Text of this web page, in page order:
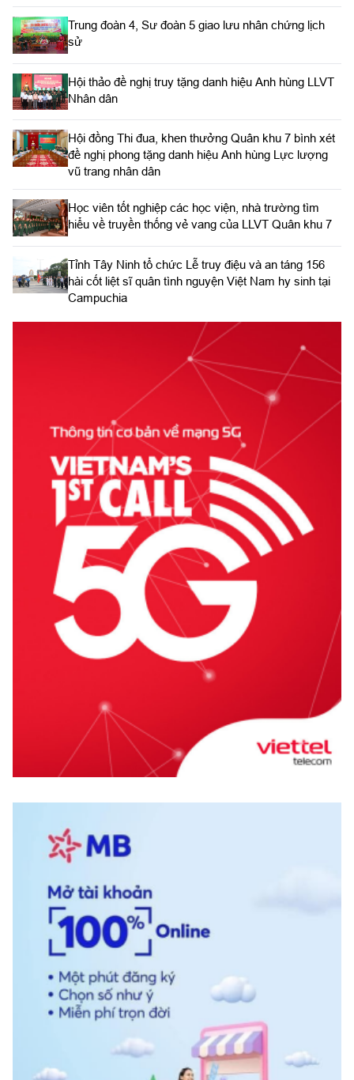
Trung đoàn 4, Sư đoàn 5 giao lưu nhân chứng lịch
sử
Hội thảo đề nghị truy tặng danh hiệu Anh hùng LLVT
Nhân dân
Hội đồng Thi đua, khen thưởng Quân khu 7 bình xét
đề nghị phong tặng danh hiệu Anh hùng Lực lượng
vũ trang nhân dân
Học viên tốt nghiệp các học viện, nhà trường tìm
hiểu về truyền thống vẻ vang của LLVT Quân khu 7
​Tỉnh Tây Ninh tổ chức Lễ truy điệu và an táng 156
hài cốt liệt sĩ quân tình nguyện Việt Nam hy sinh tại
Campuchia